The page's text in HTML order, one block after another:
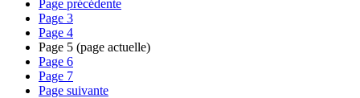
Page précédente
Page 3
Page 4
Page 5 (page actuelle)
Page 6
Page 7
Page suivante